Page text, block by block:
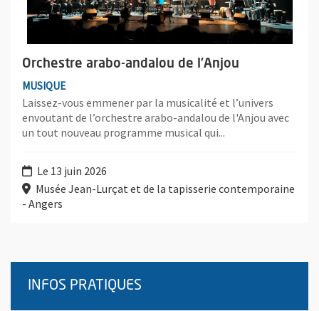
Orchestre arabo-andalou de l’Anjou
MUSIQUE
Laissez-vous emmener par la musicalité et l’univers
envoutant de l’orchestre arabo-andalou de l'Anjou avec
un tout nouveau programme musical qui...
Le 13 juin 2026
Musée Jean-Lurçat et de la tapisserie contemporaine
- Angers
INFOS PRATIQUES